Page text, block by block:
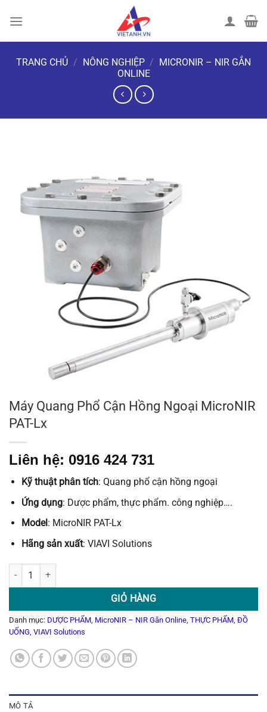
đến
TRANG CHỦ / NÔNG NGHIỆP / MICRONIR – NIR GẮN
ONLINE
Máy Quang Phổ Cận Hồng Ngoại MicroNIR
PAT-Lx
Liên hệ: 0916 424 731
Kỹ thuật phân tích: Quang phổ cận hồng ngoại
Ứng dụng: Dược phẩm, thực phẩm. công nghiệp….
Model : MicroNIR PAT-Lx
Hãng sản xuất: VIAVI Solutions
Máy Quang Phổ Cận Hồng Ngoại MicroNIR PAT-Lx số lượng
GIỎ HÀNG
Danh mục: DƯỢC PHẨM MicroNIR – NIR Gắn Online THỰC PHẨM, ĐỒ
UỐNG VIAVI Solutions
MÔ TẢ